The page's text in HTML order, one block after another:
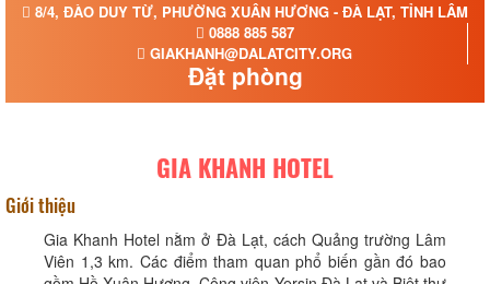
8/4, ĐÀO DUY TỪ, PHƯỜNG XUÂN HƯƠNG - ĐÀ LẠT, TỈNH LÂM
0888 885 587
GIAKHANH@DALATCITY.ORG
Đặt phòng
GIA KHANH HOTEL
Giới thiệu
Gia Khanh Hotel nằm ở Đà Lạt, cách Quảng trường Lâm
Viên 1,3 km. Các điểm tham quan phổ biến gần đó bao